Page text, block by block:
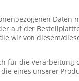
Daten
auf der
wir von diesem/
für die
eines unserer